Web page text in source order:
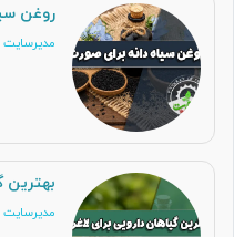
روغن
مدیرسایت
بهترین
مدیرسایت